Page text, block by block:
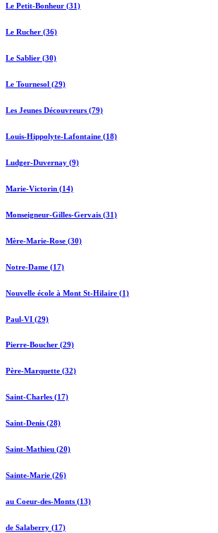
Le Petit-Bonheur (31)
Le Rucher (36)
Le Sablier (30)
Le Tournesol (29)
Les Jeunes Découvreurs (79)
Louis-Hippolyte-Lafontaine (18)
Ludger-Duvernay (9)
Marie-Victorin (14)
Monseigneur-Gilles-Gervais (31)
Mère-Marie-Rose (30)
Notre-Dame (17)
Nouvelle école à Mont St-Hilaire (1)
Paul-VI (29)
Pierre-Boucher (29)
Père-Marquette (32)
Saint-Charles (17)
Saint-Denis (28)
Saint-Mathieu (20)
Sainte-Marie (26)
au Coeur-des-Monts (13)
de Salaberry (17)